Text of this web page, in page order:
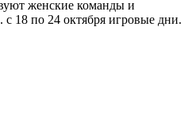
женские команды и
18 по 24 октября игровые дни.